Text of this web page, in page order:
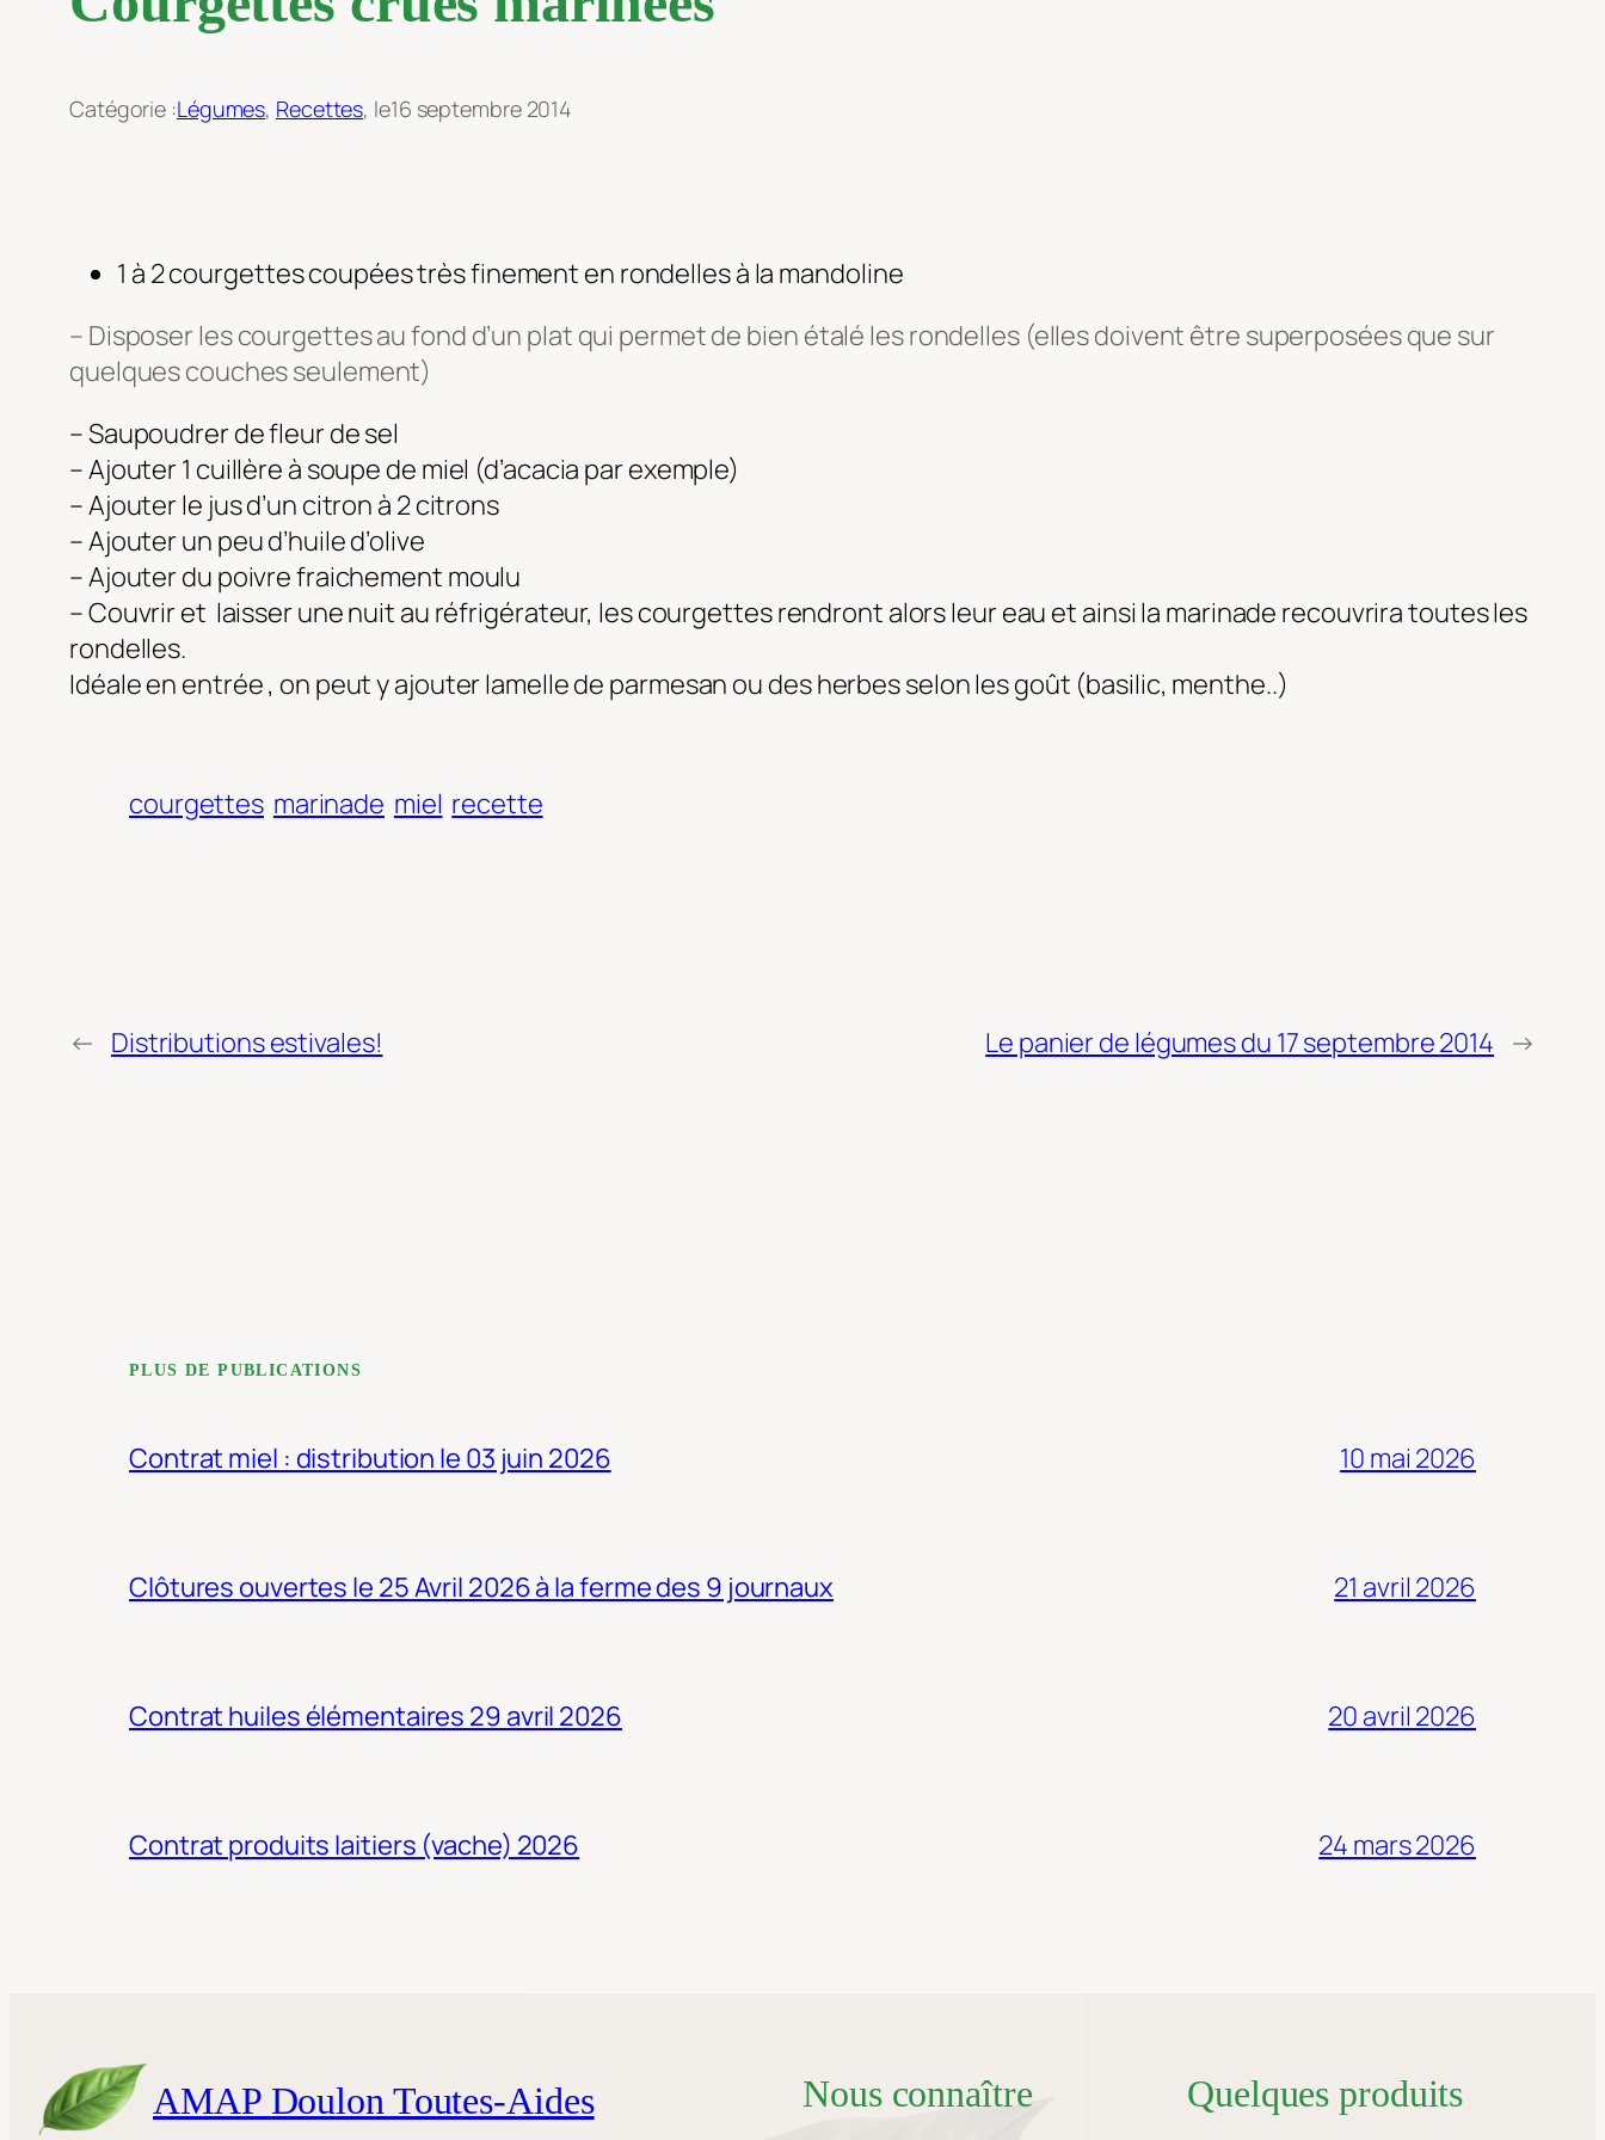
Catégorie :Légumes, Recettes, le16 septembre 2014
1 à 2 courgettes coupées très finement en rondelles à la mandoline
– Disposer les courgettes au fond d’un plat qui permet de bien étalé les rondelles (elles doivent être superposées que sur
quelques couches seulement)
– Saupoudrer de fleur de sel
– Ajouter 1 cuillère à soupe de miel (d’acacia par exemple)
– Ajouter le jus d’un citron à 2 citrons
– Ajouter un peu d’huile d’olive
– Ajouter du poivre fraichement moulu
– Couvrir et laisser une nuit au réfrigérateur, les courgettes rendront alors leur eau et ainsi la marinade recouvrira toutes les
rondelles.
Idéale en entrée , on peut y ajouter lamelle de parmesan ou des herbes selon les goût (basilic, menthe..)
courgettes marinade miel recette
← Distributions estivales! Le panier de légumes du 17 septembre 2014 →
PLUS DE PUBLICATIONS
Contrat miel : distribution le 03 juin 2026 10 mai 2026
Clôtures ouvertes le 25 Avril 2026 à la ferme des 9 journaux 21 avril 2026
Contrat huiles élémentaires 29 avril 2026 20 avril 2026
Contrat produits laitiers (vache) 2026 24 mars 2026
AMAP Doulon Toutes-Aides Nous connaître Quelques produits